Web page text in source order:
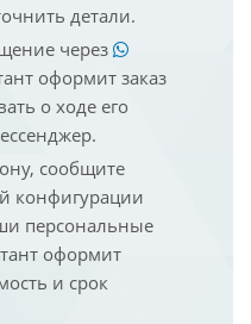
детали.
через
оформит заказ
о ходе его
сообщите
конфигурации
персональные
оформит
и срок